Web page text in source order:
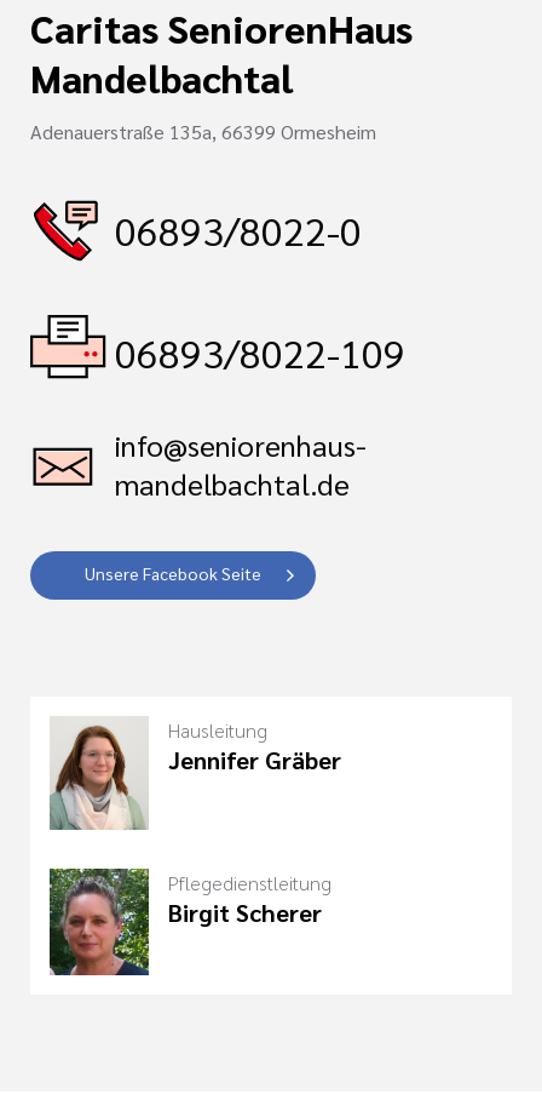
Caritas SeniorenHaus
Mandelbachtal
Adenauerstraße 135a, 66399 Ormesheim
06893/8022-0
06893/8022-109
info@seniorenhaus-
mandelbachtal.de
Unsere Facebook Seite
Hausleitung
Jennifer Gräber
Pflegedienstleitung
Birgit Scherer